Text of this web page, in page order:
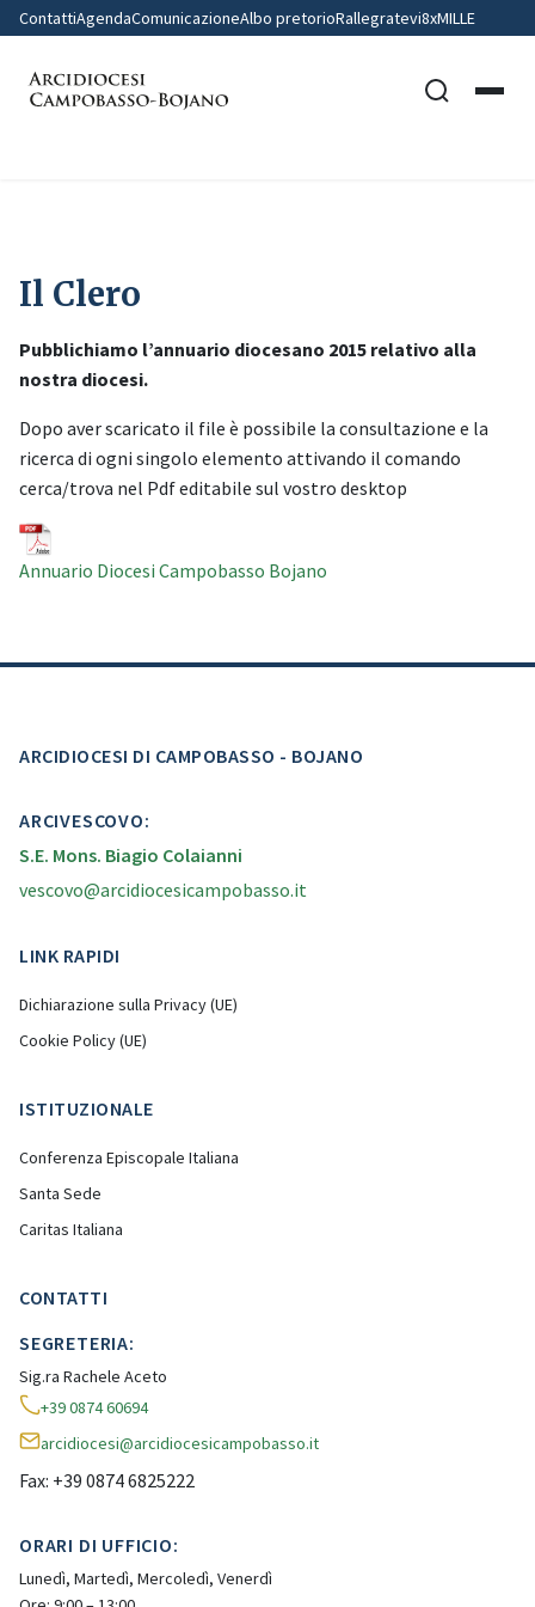
ContattiAgendaComunicazioneAlbo pretorioRallegratevi8xMILLE
Il Clero
Pubblichiamo l’annuario diocesano 2015 relativo alla
nostra diocesi.
Dopo aver scaricato il file è possibile la consultazione e la
ricerca di ogni singolo elemento attivando il comando
cerca/trova nel Pdf editabile sul vostro desktop
Annuario Diocesi Campobasso Bojano
ARCIDIOCESI DI CAMPOBASSO - BOJANO
ARCIVESCOVO:
S.E. Mons. Biagio Colaianni
vescovo@arcidiocesicampobasso.it
LINK RAPIDI
Dichiarazione sulla Privacy (UE)
Cookie Policy (UE)
ISTITUZIONALE
Conferenza Episcopale Italiana
Santa Sede
Caritas Italiana
CONTATTI
SEGRETERIA:
Sig.ra Rachele Aceto
+39 0874 60694
arcidiocesi@arcidiocesicampobasso.it
Fax: +39 0874 6825222
ORARI DI UFFICIO:
Lunedì, Martedì, Mercoledì, Venerdì